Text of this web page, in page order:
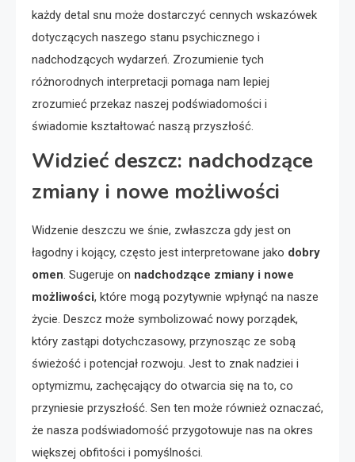
każdy detal snu może dostarczyć cennych wskazówek
dotyczących naszego stanu psychicznego i
nadchodzących wydarzeń. Zrozumienie tych
różnorodnych interpretacji pomaga nam lepiej
zrozumieć przekaz naszej podświadomości i
świadomie kształtować naszą przyszłość.
Widzieć deszcz: nadchodzące
zmiany i nowe możliwości
Widzenie deszczu we śnie, zwłaszcza gdy jest on
łagodny i kojący, często jest interpretowane jako dobry
omen. Sugeruje on nadchodzące zmiany i nowe
możliwości, które mogą pozytywnie wpłynąć na nasze
życie. Deszcz może symbolizować nowy porządek,
który zastąpi dotychczasowy, przynosząc ze sobą
świeżość i potencjał rozwoju. Jest to znak nadziei i
optymizmu, zachęcający do otwarcia się na to, co
przyniesie przyszłość. Sen ten może również oznaczać,
że nasza podświadomość przygotowuje nas na okres
większej obfitości i pomyślności.